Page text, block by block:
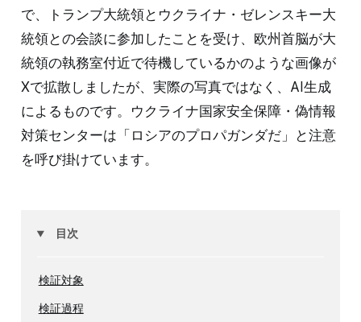
で、トランプ大統領とウクライナ・ゼレンスキー大
統領との会談に参加したことを受け、欧州首脳が大
統領の執務室付近で待機しているかのような画像が
Xで拡散しましたが、実際の写真ではなく、AI生成
によるものです。ウクライナ国家安全保障・偽情報
対策センターは「ロシアのプロパガンダだ」と注意
を呼び掛けています。
目次
検証対象
検証過程